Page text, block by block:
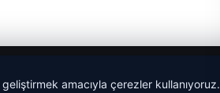
amacıyla çerezler kullanıyoruz.